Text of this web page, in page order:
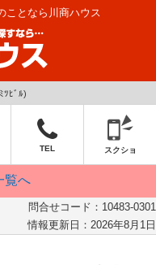
ことなら川商ハウス
ﾂﾋﾞﾙ)
TEL スクショ
覧へ
問合せコード： 10483-0301
情報更新日： 2026年8月1日